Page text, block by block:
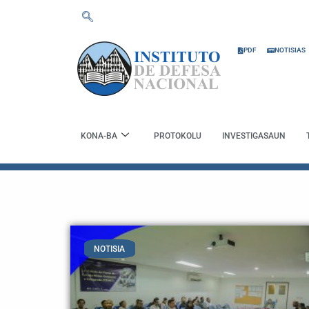
PDF NOTISIAS
KONA-BA PROTOKOLU INVESTIGASAUN
NOTISIA